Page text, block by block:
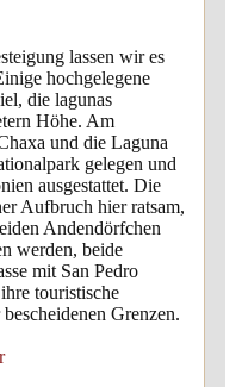
lassen wir es
hochgelegene
die lagunas
Höhe. Am
und die Laguna
gelegen und
ausgestattet. Die
Aufbruch hier ratsam,
Andendörfchen
werden, beide
mit San Pedro
touristische
Grenzen.